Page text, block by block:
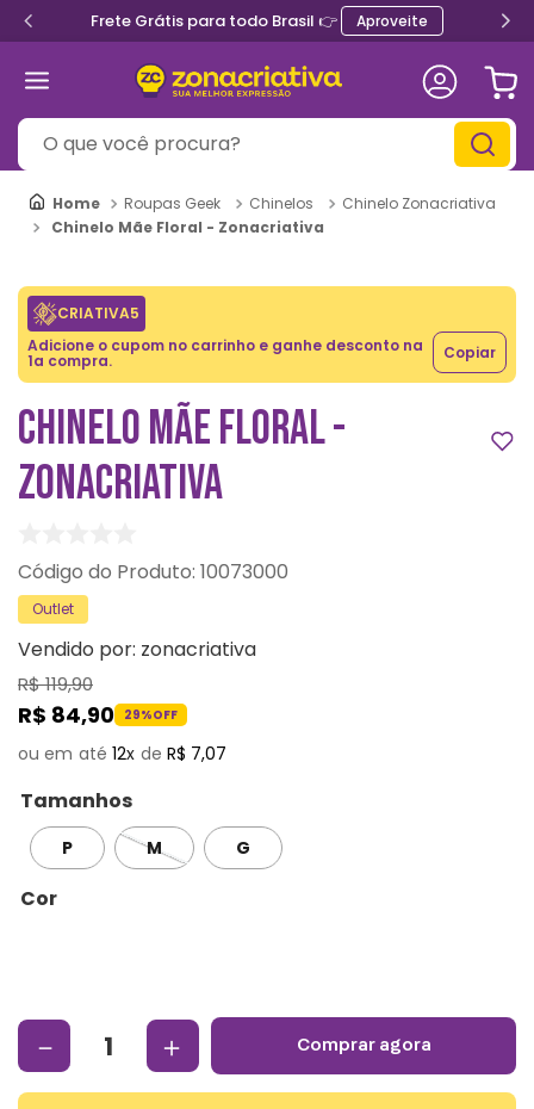
Frete Grátis para todo Brasil 👉 Aproveite
O que você procura?
Roupas Geek Chinelos
Chinelo Zonacriativa
Chinelo Mãe Floral - Zonacriativa
CRIATIVA5
Adicione o cupom no carrinho e ganhe desconto na
1a compra. Copiar
CHINELO MÃE FLORAL -
ZONACRIATIVA
: 10073000
Outlet
Vendido por: zonacriativa
R$119,90
R$ 84,90 29%OFF
12 R$ 7,07
Tamanhos
P M G
Cor
＋
－ comprar agora